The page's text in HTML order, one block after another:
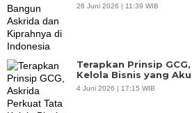
26 Juni 2026 | 11:39 WIB
Terapkan Prinsip
Kelola Bisnis yang
4 Juni 2026 | 17:15 WIB